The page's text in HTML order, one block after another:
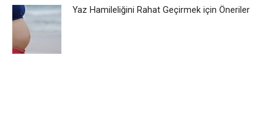
Yaz Hamileliğini Rahat Geçirmek için Öneriler